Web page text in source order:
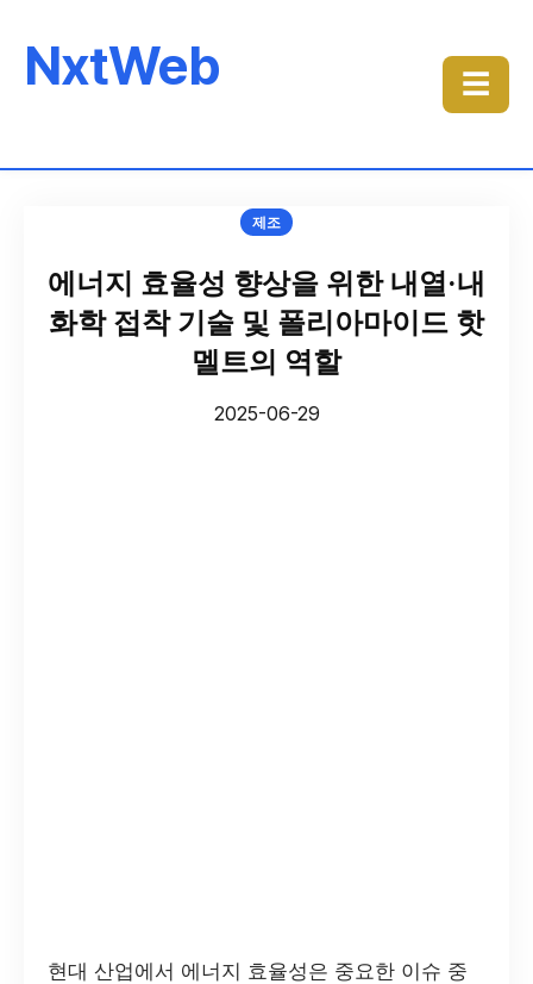
NxtWeb ☰
제조
에너지 효율성 향상을 위한 내열·내
화학 접착 기술 및 폴리아마이드 핫
멜트의 역할
2025-06-29
현대 산업에서 에너지 효율성은 중요한 이슈 중